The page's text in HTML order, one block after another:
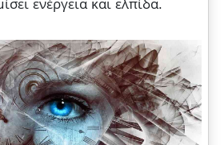
ενέργεια και ελπίδα.